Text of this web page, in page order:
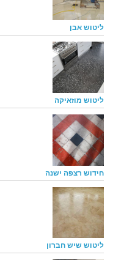
ליטוש אבן
ליטוש מוזאיקה
חידוש רצפה ישנה
ליטוש שיש חברון